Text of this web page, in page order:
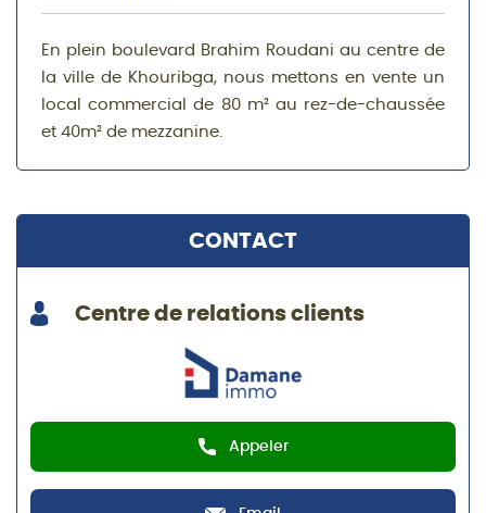
En plein boulevard Brahim Roudani au centre de
la ville de Khouribga, nous mettons en vente un
local commercial de 80 m² au rez-de-chaussée
et 40m² de mezzanine.
CONTACT
Centre de relations clients
Appeler